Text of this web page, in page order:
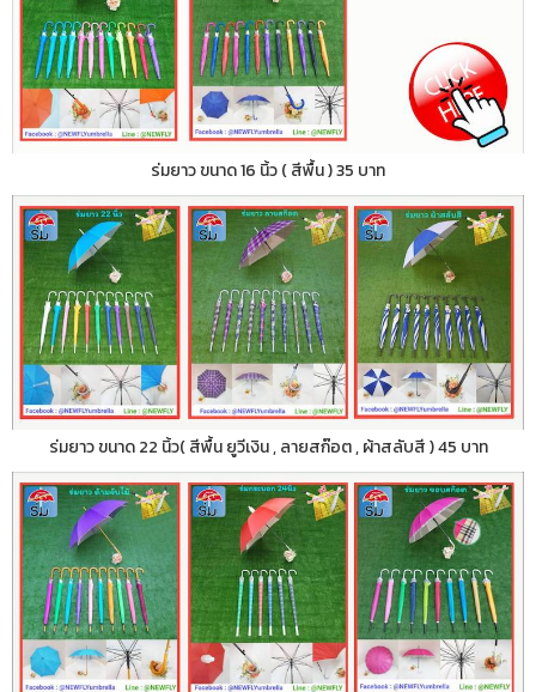
ร่มยาว ขนาด 16 นิ้ว ( สีพื้น ) 35 บาท
ร่มยาว ขนาด 22 นิ้ว( สีพื้น ยูวีเงิน , ลายสก๊อต , ผ้าสลับสี ) 45 บาท